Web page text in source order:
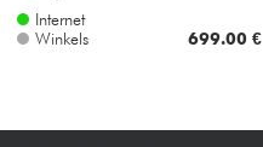
Internet
Winkels
699.00 €